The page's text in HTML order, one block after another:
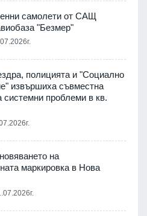
самолети от САЩ
"Безмер"
полицията и "Социално
извършиха съвместна
системни проблеми в кв.
на
маркировка в Нова